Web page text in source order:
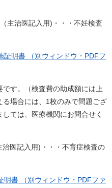
主治医記入用)・・・不妊検査
証明書 （別ウィンドウ・PDFフ
。（検査費の助成額には上
場合には、1枚のみで問題ござ
ては、医療機関にお問合せく
医記入用)・・・不育症検査の
明書 （別ウィンドウ・PDFファ